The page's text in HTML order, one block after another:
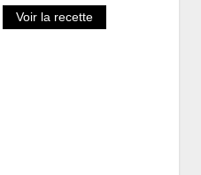
Voir la recette